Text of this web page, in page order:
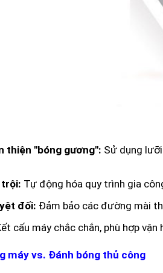
thiện "bóng gương": Sử dụng
Tự động hóa quy trình gia
đối: Đảm bảo các đường mài
cấu máy chắc chắn, phù hợp
máy vs. Đánh bóng thủ công